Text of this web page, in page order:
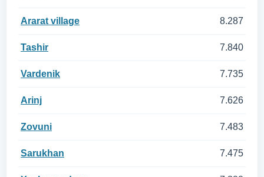
Ararat village 8.287
Tashir 7.840
Vardenik 7.735
Arinj 7.626
Zovuni 7.483
Sarukhan 7.475